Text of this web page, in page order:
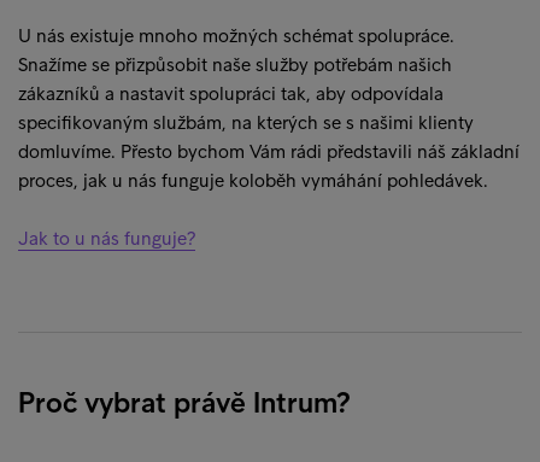
U nás existuje mnoho možných schémat spolupráce.
Snažíme se přizpůsobit naše služby potřebám našich
zákazníků a nastavit spolupráci tak, aby odpovídala
specifikovaným službám, na kterých se s našimi klienty
domluvíme. Přesto bychom Vám rádi představili náš základní
proces, jak u nás funguje koloběh vymáhání pohledávek.
Jak to u nás funguje?
Proč vybrat právě Intrum?